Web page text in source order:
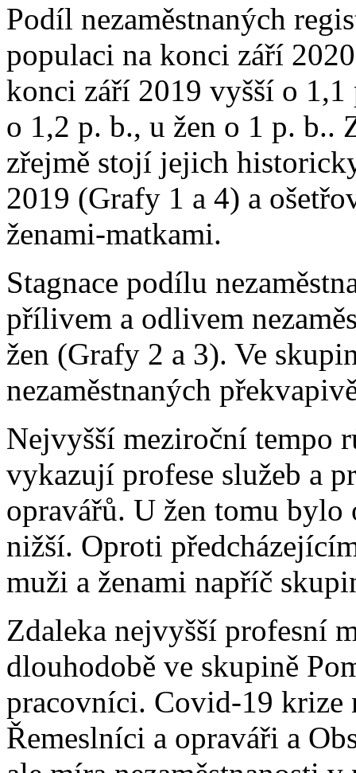
Podíl nezaměstnaných
populaci na konci září
konci září 2019 vyšší o
o 1,2 p. b., u žen o 1 p. b..
zřejmě stojí jejich
2019 (Grafy 1 a 4) a
ženami-matkami.
Stagnace podílu
přílivem a odlivem
žen (Grafy 2 a 3). Ve
nezaměstnaných
Nejvyšší meziroční tempo
vykazují profese služeb a
opravářů. U žen tomu bylo
nižší. Oproti
muži a ženami napříč
Zdaleka nejvyšší profesní
dlouhodobě ve skupině
pracovníci. Covid-19 krize
Řemeslníci a opraváři a